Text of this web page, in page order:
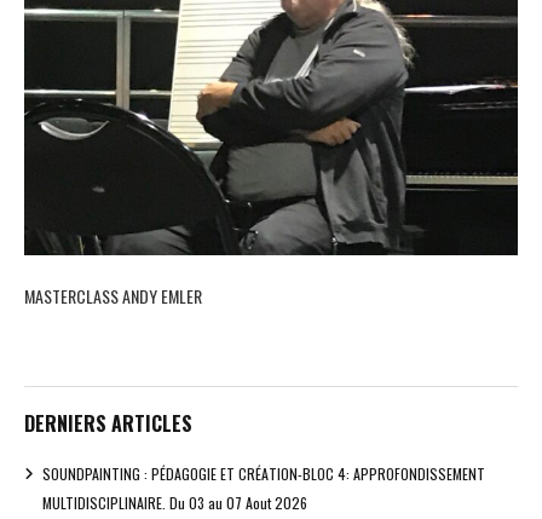
MASTERCLASS ANDY EMLER
DERNIERS ARTICLES
SOUNDPAINTING : PÉDAGOGIE ET CRÉATION-BLOC 4: APPROFONDISSEMENT
MULTIDISCIPLINAIRE. Du 03 au 07 Aout 2026